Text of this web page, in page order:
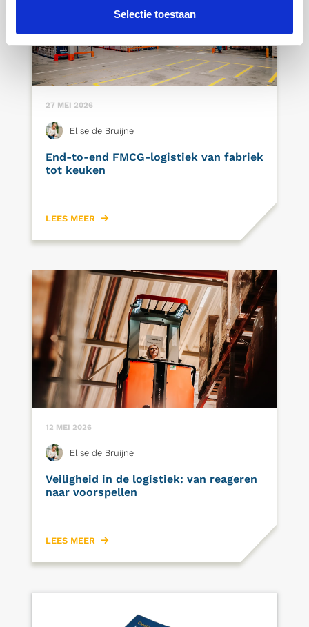
Selectie toestaan
27 MEI 2026
Elise de Bruijne
End-to-end FMCG-logistiek van fabriek
tot keuken
LEES MEER
12 MEI 2026
Elise de Bruijne
Veiligheid in de logistiek: van reageren
naar voorspellen
LEES MEER